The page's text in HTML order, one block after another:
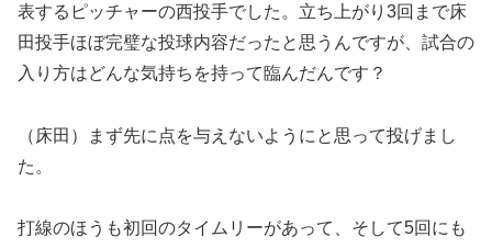
表するピッチャーの西投手でした。立ち上がり3回まで床
田投手ほぼ完璧な投球内容だったと思うんですが、試合の
入り方はどんな気持ちを持って臨んだんです？
（床田）まず先に点を与えないようにと思って投げまし
た。
打線のほうも初回のタイムリーがあって、そして5回にも